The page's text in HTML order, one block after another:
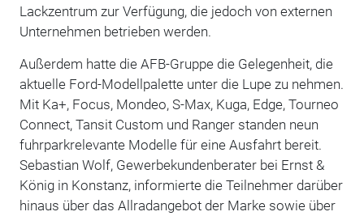
Lackzentrum zur Verfügung, die jedoch von externen
Unternehmen betrieben werden.
Außerdem hatte die AFB-Gruppe die Gelegenheit, die
aktuelle Ford-Modellpalette unter die Lupe zu nehmen.
Mit Ka+, Focus, Mondeo, S-Max, Kuga, Edge, Tourneo
Connect, Tansit Custom und Ranger standen neun
fuhrparkrelevante Modelle für eine Ausfahrt bereit.
Sebastian Wolf, Gewerbekundenberater bei Ernst &
König in Konstanz, informierte die Teilnehmer darüber
hinaus über das Allradangebot der Marke sowie über